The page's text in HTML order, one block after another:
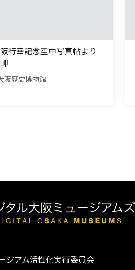
行幸記念空中写真帖より
阪歴史博物館
ジアム活性化実行委員会